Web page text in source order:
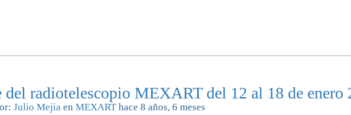
del radiotelescopio MEXART del 12 al 18 de enero
Julio Mejia en MEXART hace 8 años, 6 meses